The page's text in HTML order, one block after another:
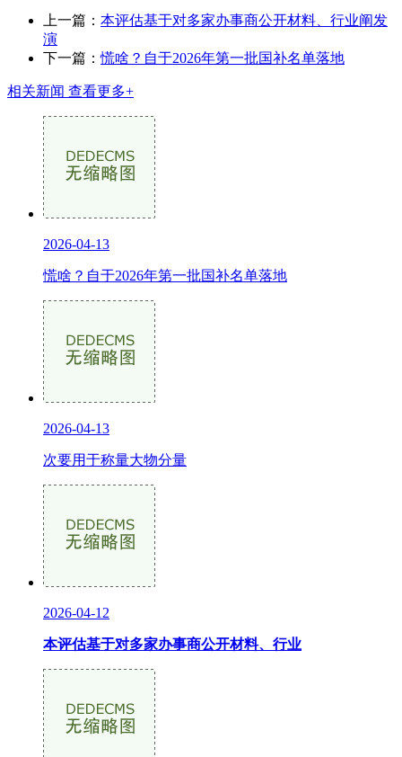
上一篇： 本评估基于对多家办事商公开材料、行业阐发
演
下一篇：慌啥？自于2026年第一批国补名单落地
相关新闻 查看更多+
2026-04-13
慌啥？自于2026年第一批国补名单落地
2026-04-13
次要用于称量大物分量
2026-04-12
本评估基于对多家办事商公开材料、行业